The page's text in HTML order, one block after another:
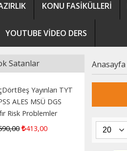
KONU FASİKÜLLERİ
YOUTUBE VİDEO DERS
Satanlar
Yayınları TYT
ALES MSÜ DGS
Risk Problemler
,00 413,00
Anasayfa